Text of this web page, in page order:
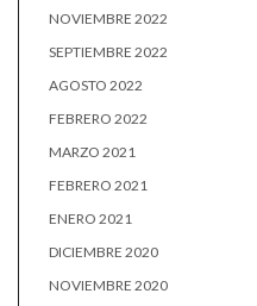
NOVIEMBRE 2022
SEPTIEMBRE 2022
AGOSTO 2022
FEBRERO 2022
MARZO 2021
FEBRERO 2021
ENERO 2021
DICIEMBRE 2020
NOVIEMBRE 2020